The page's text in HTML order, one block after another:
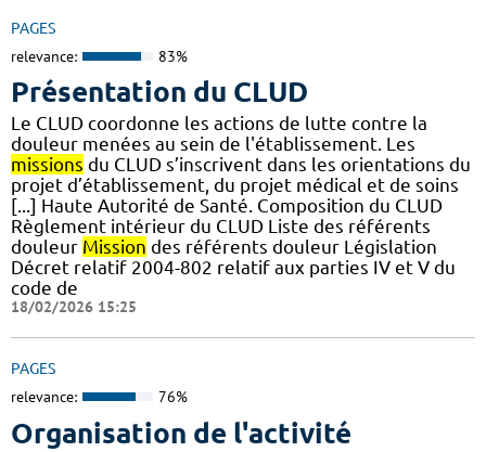
PAGES
relevance: 83%
Présentation du CLUD
Le CLUD coordonne les actions de lutte contre la
douleur menées au sein de l'établissement. Les
missions du CLUD s’inscrivent dans les orientations du
projet d’établissement, du projet médical et de soins
[...] Haute Autorité de Santé. Composition du CLUD
Règlement intérieur du CLUD Liste des référents
douleur Mission des référents douleur Législation
Décret relatif 2004-802 relatif aux parties IV et V du
code de
18/02/2026 15:25
PAGES
relevance: 76%
Organisation de l'activité